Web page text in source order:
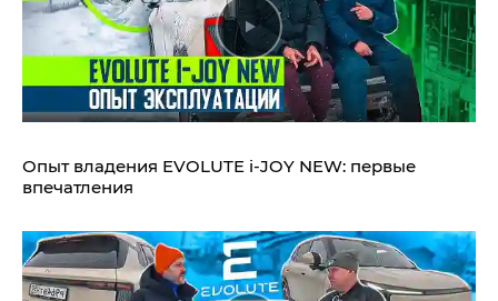
Опыт владения EVOLUTE i‑JOY NEW: первые
впечатления